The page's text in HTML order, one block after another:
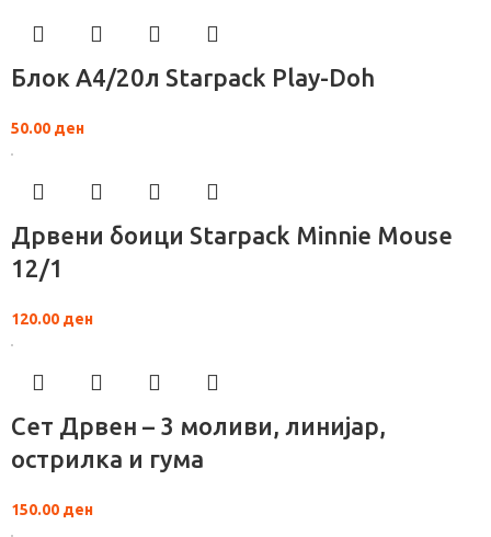
Блок А4/20л Starpack Play-Doh
50.00 ден
Дрвени боици Starpack Minnie Mouse
12/1
120.00 ден
Сет Дрвен – 3 моливи, линијар,
острилка и гума
150.00 ден